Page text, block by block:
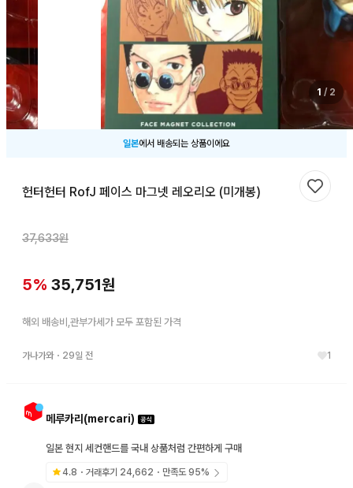
1 / 2
일본에서 배송되는 상품이에요
헌터헌터 RofJ 페이스 마그넷 레오리오 (미개봉)
37,633원
5% 35,751원
해외 배송비,관부가세가 모두 포함된 가격
가나가와・ 29일 전 1
메루카리(mercari)
일본 현지 세컨핸드를 국내 상품처럼 간편하게 구매
4.8 ・거래후기 24,662 ・만족도95%
찜하기